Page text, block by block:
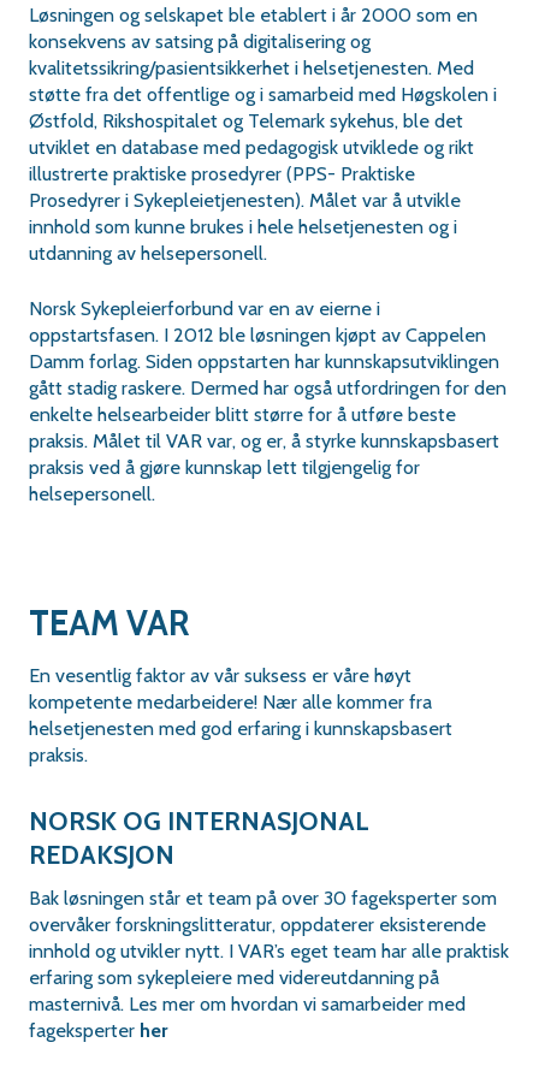
Løsningen og selskapet ble etablert i år 2000 som en
konsekvens av satsing på digitalisering og
kvalitetssikring/pasientsikkerhet i helsetjenesten. Med
støtte fra det offentlige og i samarbeid med Høgskolen i
Østfold, Rikshospitalet og Telemark sykehus, ble det
utviklet en database med pedagogisk utviklede og rikt
illustrerte praktiske prosedyrer (PPS- Praktiske
Prosedyrer i Sykepleietjenesten). Målet var å utvikle
innhold som kunne brukes i hele helsetjenesten og i
utdanning av helsepersonell.
Norsk Sykepleierforbund var en av eierne i
oppstartsfasen. I 2012 ble løsningen kjøpt av Cappelen
Damm forlag. Siden oppstarten har kunnskapsutviklingen
gått stadig raskere. Dermed har også utfordringen for den
enkelte helsearbeider blitt større for å utføre beste
praksis. Målet til VAR var, og er, å styrke kunnskapsbasert
praksis ved å gjøre kunnskap lett tilgjengelig for
helsepersonell.
TEAM VAR
En vesentlig faktor av vår suksess er våre høyt
kompetente medarbeidere! Nær alle kommer fra
helsetjenesten med god erfaring i kunnskapsbasert
praksis.
NORSK OG INTERNASJONAL
REDAKSJON
Bak løsningen står et team på over 30 fageksperter som
overvåker forskningslitteratur, oppdaterer eksisterende
innhold og utvikler nytt. I VAR’s eget team har alle praktisk
erfaring som sykepleiere med videreutdanning på
masternivå. Les mer om hvordan vi samarbeider med
fageksperter her